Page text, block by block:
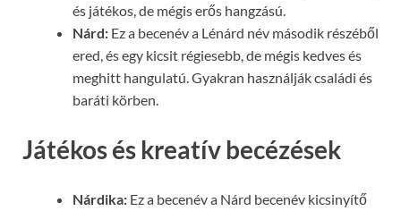
és játékos, de mégis erős hangzású.
Nárd: Ez a becenév a Lénárd név második részéből
ered, és egy kicsit régiesebb, de mégis kedves és
meghitt hangulatú. Gyakran használják családi és
baráti körben.
Játékos és kreatív becézések
Nárdika: Ez a becenév a Nárd becenév kicsinyítő